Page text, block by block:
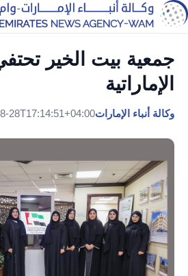
جمعية بيت الخير
الإماراتية
وكالة أنباء الإمارات28T17:14:51+04:00